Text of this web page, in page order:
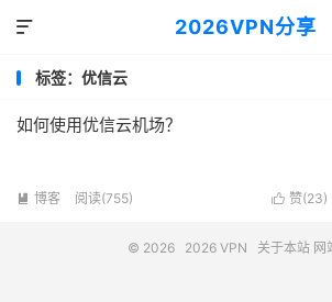
2026VPN分享

标签：优信云
如何使用优信云机场？
 赞(23)
 博客 阅读(755)
© 2026 2026 VPN 关于本站 网